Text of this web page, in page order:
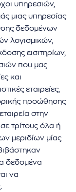
υπηρεσιών,
μιας υπηρεσίας
δεδομένων
λογισμικών,
εισιτηρίων,
που μας
και
εταιρείες,
προώθησης
στην
τρίτους όλα ή
μεριδίων μίας
δεδομένα
να